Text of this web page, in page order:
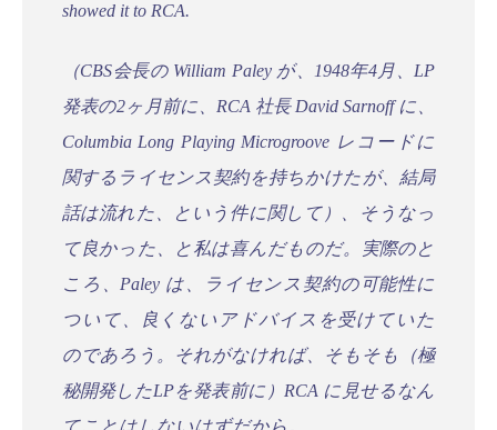
showed it to RCA.
（CBS会長の William Paley が、1948年4月、LP
発表の2ヶ月前に、RCA 社長 David Sarnoff に、
Columbia Long Playing Microgroove レコードに
関するライセンス契約を持ちかけたが、結局
話は流れた、という件に関して）、そうなっ
て良かった、と私は喜んだものだ。実際のと
ころ、Paley は、ライセンス契約の可能性に
ついて、良くないアドバイスを受けていた
のであろう。それがなければ、そもそも（極
秘開発したLPを発表前に）RCA に見せるなん